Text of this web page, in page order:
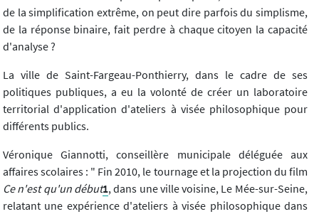
de la simplification extrême, on peut dire parfois du simplisme,
de la réponse binaire, fait perdre à chaque citoyen la capacité
d'analyse ?
La ville de Saint-Fargeau-Ponthierry, dans le cadre de ses
politiques publiques, a eu la volonté de créer un laboratoire
territorial d'application d'ateliers à visée philosophique pour
différents publics.
Véronique Giannotti, conseillère municipale déléguée aux
affaires scolaires : " Fin 2010, le tournage et la projection du film
Ce n'est qu'un début1, dans une ville voisine, Le Mée-sur-Seine,
relatant une expérience d'ateliers à visée philosophique dans